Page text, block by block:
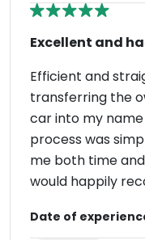
Excellent and
Efficient and
transferring the
car into my name
process was
me both time
would happily
Date of